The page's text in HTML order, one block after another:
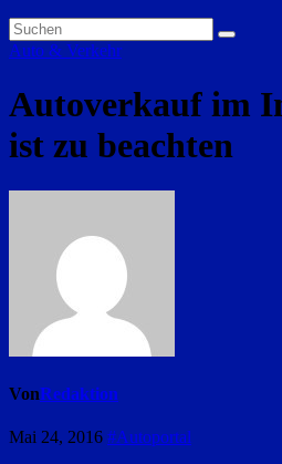
Auto & Verkehr
Autoverkauf im
ist zu beachten
VonRedaktion
Mai 24, 2016 #Autoportal